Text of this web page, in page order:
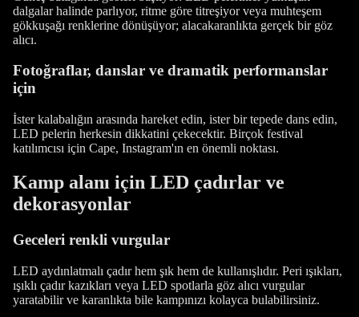
dalgalar halinde parlıyor, ritme göre titreşiyor veya muhteşem
gökkuşağı renklerine dönüşüyor; alacakaranlıkta gerçek bir göz
alıcı.
Fotoğraflar, danslar ve dramatik performanslar
için
İster kalabalığın arasında hareket edin, ister bir tepede dans edin,
LED pelerin herkesin dikkatini çekecektir. Birçok festival
katılımcısı için Cape, Instagram'ın en önemli noktası.
Kamp alanı için LED çadırlar ve
dekorasyonlar
Geceleri renkli vurgular
LED aydınlatmalı çadır hem şık hem de kullanışlıdır. Peri ışıkları,
ışıklı çadır kazıkları veya LED spotlarla göz alıcı vurgular
yaratabilir ve karanlıkta bile kampınızı kolayca bulabilirsiniz.